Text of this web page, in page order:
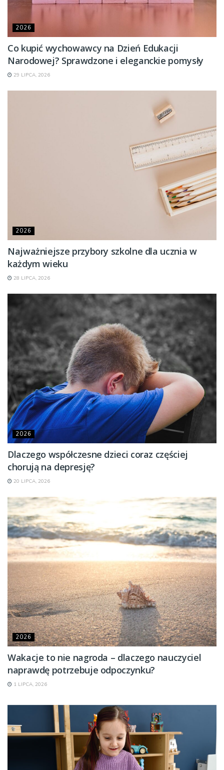
2026
Co kupić wychowawcy na Dzień Edukacji
Narodowej? Sprawdzone i eleganckie pomysły
29 LIPCA, 2026
2026
Najważniejsze przybory szkolne dla ucznia w
każdym wieku
28 LIPCA, 2026
2026
Dlaczego współczesne dzieci coraz częściej
chorują na depresję?
20 LIPCA, 2026
2026
Wakacje to nie nagroda – dlaczego nauczyciel
naprawdę potrzebuje odpoczynku?
1 LIPCA, 2026